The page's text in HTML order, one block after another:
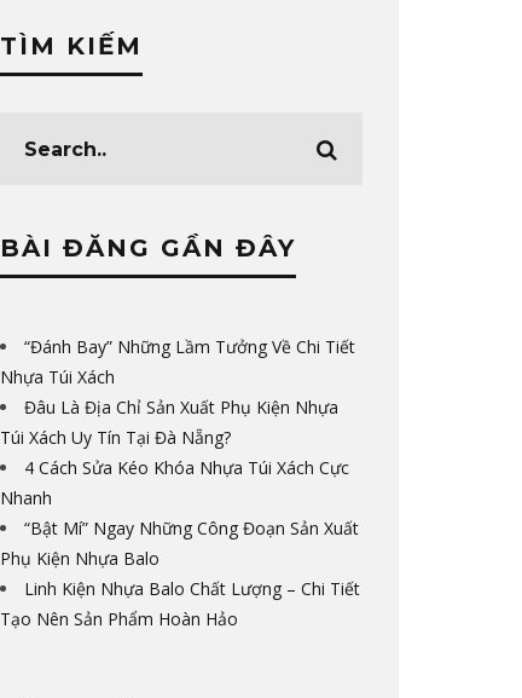
TÌM KIẾM
BÀI ĐĂNG GẦN ĐÂY
“Đánh Bay” Những Lầm Tưởng Về Chi Tiết
Nhựa Túi Xách
Đâu Là Địa Chỉ Sản Xuất Phụ Kiện Nhựa
Túi Xách Uy Tín Tại Đà Nẵng?
4 Cách Sửa Kéo Khóa Nhựa Túi Xách Cực
Nhanh
“Bật Mí” Ngay Những Công Đoạn Sản Xuất
Phụ Kiện Nhựa Balo
Linh Kiện Nhựa Balo Chất Lượng – Chi Tiết
Tạo Nên Sản Phẩm Hoàn Hảo